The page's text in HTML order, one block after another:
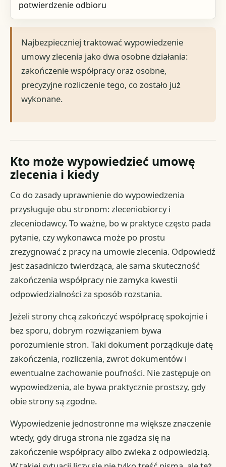
potwierdzenie odbioru
Najbezpieczniej traktować wypowiedzenie
umowy zlecenia jako dwa osobne działania:
zakończenie współpracy oraz osobne,
precyzyjne rozliczenie tego, co zostało już
wykonane.
Kto może wypowiedzieć umowę
zlecenia i kiedy
Co do zasady uprawnienie do wypowiedzenia
przysługuje obu stronom: zleceniobiorcy i
zleceniodawcy. To ważne, bo w praktyce często pada
pytanie, czy wykonawca może po prostu
zrezygnować z pracy na umowie zlecenia. Odpowiedź
jest zasadniczo twierdząca, ale sama skuteczność
zakończenia współpracy nie zamyka kwestii
odpowiedzialności za sposób rozstania.
Jeżeli strony chcą zakończyć współpracę spokojnie i
bez sporu, dobrym rozwiązaniem bywa
porozumienie stron. Taki dokument porządkuje datę
zakończenia, rozliczenia, zwrot dokumentów i
ewentualne zachowanie poufności. Nie zastępuje on
wypowiedzenia, ale bywa praktycznie prostszy, gdy
obie strony są zgodne.
Wypowiedzenie jednostronne ma większe znaczenie
wtedy, gdy druga strona nie zgadza się na
zakończenie współpracy albo zwleka z odpowiedzią.